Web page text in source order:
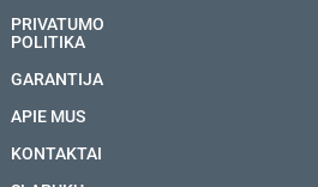
PRIVATUMO
POLITIKA
GARANTIJA
APIE MUS
KONTAKTAI